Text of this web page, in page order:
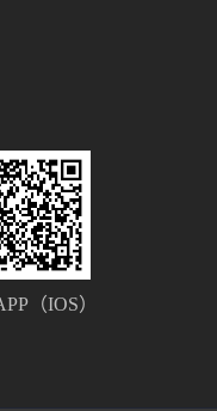
（IOS）